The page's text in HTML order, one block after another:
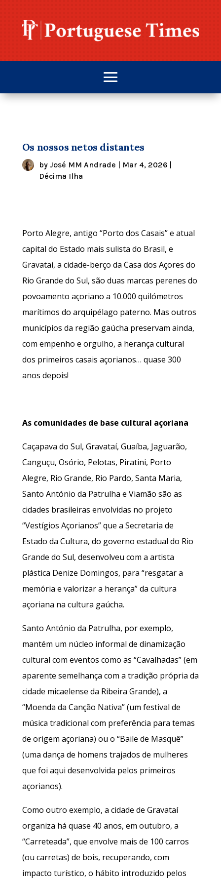
Os nossos netos distantes
by José MM Andrade | Mar 4, 2026|
Décima Ilha
Porto Alegre, antigo “Porto dos Casais” e atual
capital do Estado mais sulista do Brasil, e
Gravataí, a cidade-berço da Casa dos Açores do
Rio Grande do Sul, são duas marcas perenes do
povoamento açoriano a 10.000 quilómetros
marítimos do arquipélago paterno. Mas outros
municípios da região gaúcha preservam ainda,
com empenho e orgulho, a herança cultural
dos primeiros casais açorianos… quase 300
anos depois!
As comunidades de base cultural açoriana
Caçapava do Sul, Gravataí, Guaíba, Jaguarão,
Canguçu, Osório, Pelotas, Piratini, Porto
Alegre, Rio Grande, Rio Pardo, Santa Maria,
Santo António da Patrulha e Viamão são as
cidades brasileiras envolvidas no projeto
“Vestígios Açorianos” que a Secretaria de
Estado da Cultura, do governo estadual do Rio
Grande do Sul, desenvolveu com a artista
plástica Denize Domingos, para “resgatar a
memória e valorizar a herança” da cultura
açoriana na cultura gaúcha.
Santo António da Patrulha, por exemplo,
mantém um núcleo informal de dinamização
cultural com eventos como as “Cavalhadas” (em
aparente semelhança com a tradição própria da
cidade micaelense da Ribeira Grande), a
“Moenda da Canção Nativa” (um festival de
música tradicional com preferência para temas
de origem açoriana) ou o “Baile de Masquê”
(uma dança de homens trajados de mulheres
que foi aqui desenvolvida pelos primeiros
açorianos).
Como outro exemplo, a cidade de Gravataí
organiza há quase 40 anos, em outubro, a
“Carreteada”, que envolve mais de 100 carros
(ou carretas) de bois, recuperando, com
impacto turístico, o hábito introduzido pelos